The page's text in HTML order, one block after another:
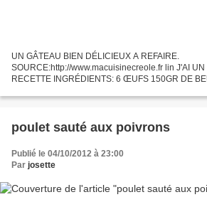
UN GÂTEAU BIEN DÉLICIEUX A REFAIRE.
SOURCE:http://www.macuisinecreole.fr lin J'AI UN
RECETTE INGRÉDIENTS: 6 ŒUFS 150GR DE
SOUPE DE RHUM LE ZESTE D'UN DEMI-
poulet sauté aux poivrons
Publié le 04/10/2012 à 23:00
Par josette